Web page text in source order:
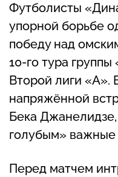
Футболисты
упорной борьбе
победу над
10-го тура
Второй лиги «А».
напряжённой
Бека
голубым» важные
Перед матчем